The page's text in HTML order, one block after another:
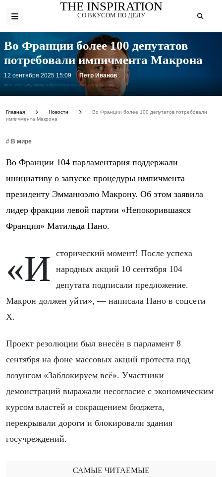
THE INSPIRATION
СО ВКУСОМ ПО ДЕЛУ
Фото: https://www.interfax.ru/ftproot/textphotos/2024/11/07/j700_1.jpg
Во Франции более 100 депутатов
потребовали импичмента Макрона
12 сентября 2025 15:09 Петр Иванов
Главная Новости
Во Франции более 100 депутатов потребовали
импичмента Макрона
# В мире
Во Франции 104 парламентария поддержали
инициативу о запуске процедуры импичмента
президенту Эмманюэлю Макрону. Об этом заявила
лидер фракции левой партии «Непокорившаяся
Франция» Матильда Пано.
«Исторический момент! После успеха
народных акций 10 сентября 104
депутата подписали предложение.
Макрон должен уйти», — написала Пано в соцсети
X.
Проект резолюции был внесён в парламент 8
сентября на фоне массовых акций протеста под
лозунгом «Заблокируем всё». Участники
демонстраций выражали несогласие с экономическим
курсом властей и сокращением бюджета,
перекрывали дороги и блокировали здания
госучреждений.
САМЫЕ ЧИТАЕМЫЕ